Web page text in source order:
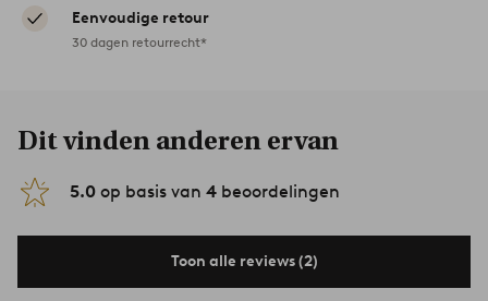
Eenvoudige retour
30 dagen retourrecht*
Dit vinden anderen ervan
5.0 op basis van 4 beoordelingen
Toon alle reviews (2)